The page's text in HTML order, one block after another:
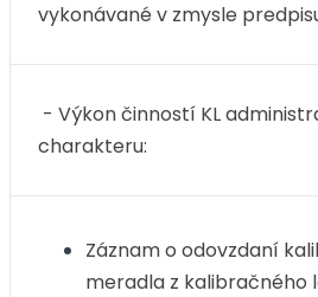
vykonávané v zmysle
- Výkon činností KL
charakteru:
Záznam o odovzdaní
meradla z kalibračného